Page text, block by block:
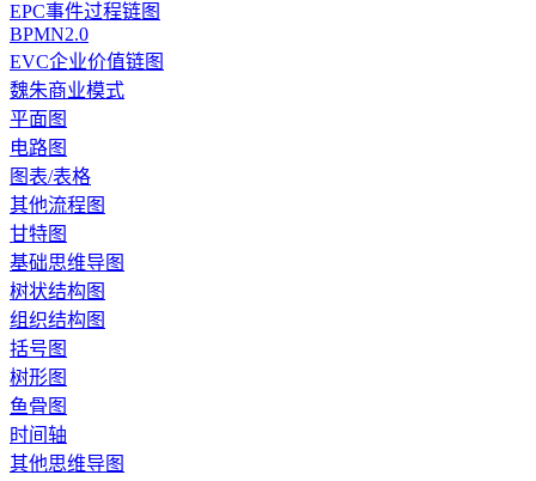
EPC事件过程链图
BPMN2.0
EVC企业价值链图
魏朱商业模式
平面图
电路图
图表/表格
其他流程图
甘特图
基础思维导图
树状结构图
组织结构图
括号图
树形图
鱼骨图
时间轴
其他思维导图